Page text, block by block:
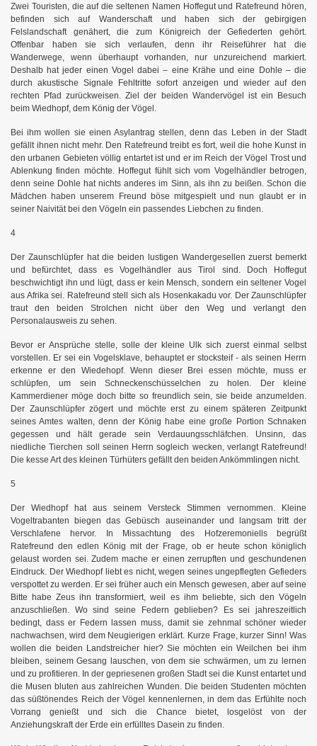
Zwei Touristen, die auf die seltenen Namen Hoffegut und Ratefreund hören,
befinden sich auf Wanderschaft und haben sich der gebirgigen
Felslandschaft genähert, die zum Königreich der Gefiederten gehört.
Offenbar haben sie sich verlaufen, denn ihr Reiseführer hat die
Wanderwege, wenn überhaupt vorhanden, nur unzureichend markiert.
Deshalb hat jeder einen Vogel dabei – eine Krähe und eine Dohle – die
durch akustische Signale Fehltritte sofort anzeigen und wieder auf den
rechten Pfad zurückweisen. Ziel der beiden Wandervögel ist ein Besuch
beim Wiedhopf, dem König der Vögel.
Bei ihm wollen sie einen Asylantrag stellen, denn das Leben in der Stadt
gefällt ihnen nicht mehr. Den Ratefreund treibt es fort, weil die hohe Kunst in
den urbanen Gebieten völlig entartet ist und er im Reich der Vögel Trost und
Ablenkung finden möchte. Hoffegut fühlt sich vom Vogelhändler betrogen,
denn seine Dohle hat nichts anderes im Sinn, als ihn zu beißen. Schon die
Mädchen haben unserem Freund böse mitgespielt und nun glaubt er in
seiner Naivität bei den Vögeln ein passendes Liebchen zu finden.
4
Der Zaunschlüpfer hat die beiden lustigen Wandergesellen zuerst bemerkt
und befürchtet, dass es Vogelhändler aus Tirol sind. Doch Hoffegut
beschwichtigt ihn und lügt, dass er kein Mensch, sondern ein seltener Vogel
aus Afrika sei. Ratefreund stell sich als Hosenkakadu vor. Der Zaunschlüpfer
traut den beiden Strolchen nicht über den Weg und verlangt den
Personalausweis zu sehen.
Bevor er Ansprüche stelle, solle der kleine Ulk sich zuerst einmal selbst
vorstellen. Er sei ein Vogelsklave, behauptet er stocksteif - als seinen Herrn
erkenne er den Wiedehopf. Wenn dieser Brei essen möchte, muss er
schlüpfen, um sein Schneckenschüsselchen zu holen. Der kleine
Kammerdiener möge doch bitte so freundlich sein, sie beide anzumelden.
Der Zaunschlüpfer zögert und möchte erst zu einem späteren Zeitpunkt
seines Amtes walten, denn der König habe eine große Portion Schnaken
gegessen und hält gerade sein Verdauungsschläfchen. Unsinn, das
niedliche Tierchen soll seinen Herrn sogleich wecken, verlangt Ratefreund!
Die kesse Art des kleinen Türhüters gefällt den beiden Ankömmlingen nicht.
5
Der Wiedhopf hat aus seinem Versteck Stimmen vernommen. Kleine
Vogeltrabanten biegen das Gebüsch auseinander und langsam tritt der
Verschlafene hervor. In Missachtung des Hofzeremoniells begrüßt
Ratefreund den edlen König mit der Frage, ob er heute schon königlich
gelaust worden sei. Zudem mache er einen zerrupften und geschundenen
Eindruck. Der Wiedhopf liebt es nicht, wegen seines ungepflegten Gefieders
verspottet zu werden. Er sei früher auch ein Mensch gewesen, aber auf seine
Bitte habe Zeus ihn transformiert, weil es ihm beliebte, sich den Vögeln
anzuschließen. Wo sind seine Federn geblieben? Es sei jahreszeitlich
bedingt, dass er Federn lassen muss, damit sie zehnmal schöner wieder
nachwachsen, wird dem Neugierigen erklärt. Kurze Frage, kurzer Sinn! Was
wollen die beiden Landstreicher hier? Sie möchten ein Weilchen bei ihm
bleiben, seinem Gesang lauschen, von dem sie schwärmen, um zu lernen
und zu profitieren. In der gepriesenen großen Stadt sei die Kunst entartet und
die Musen bluten aus zahlreichen Wunden. Die beiden Studenten möchten
das süßtönendes Reich der Vögel kennenlernen, in dem das Erfühlte noch
Vorrang genießt und sich die Chance bietet, losgelöst von der
Anziehungskraft der Erde ein erfülltes Dasein zu finden.